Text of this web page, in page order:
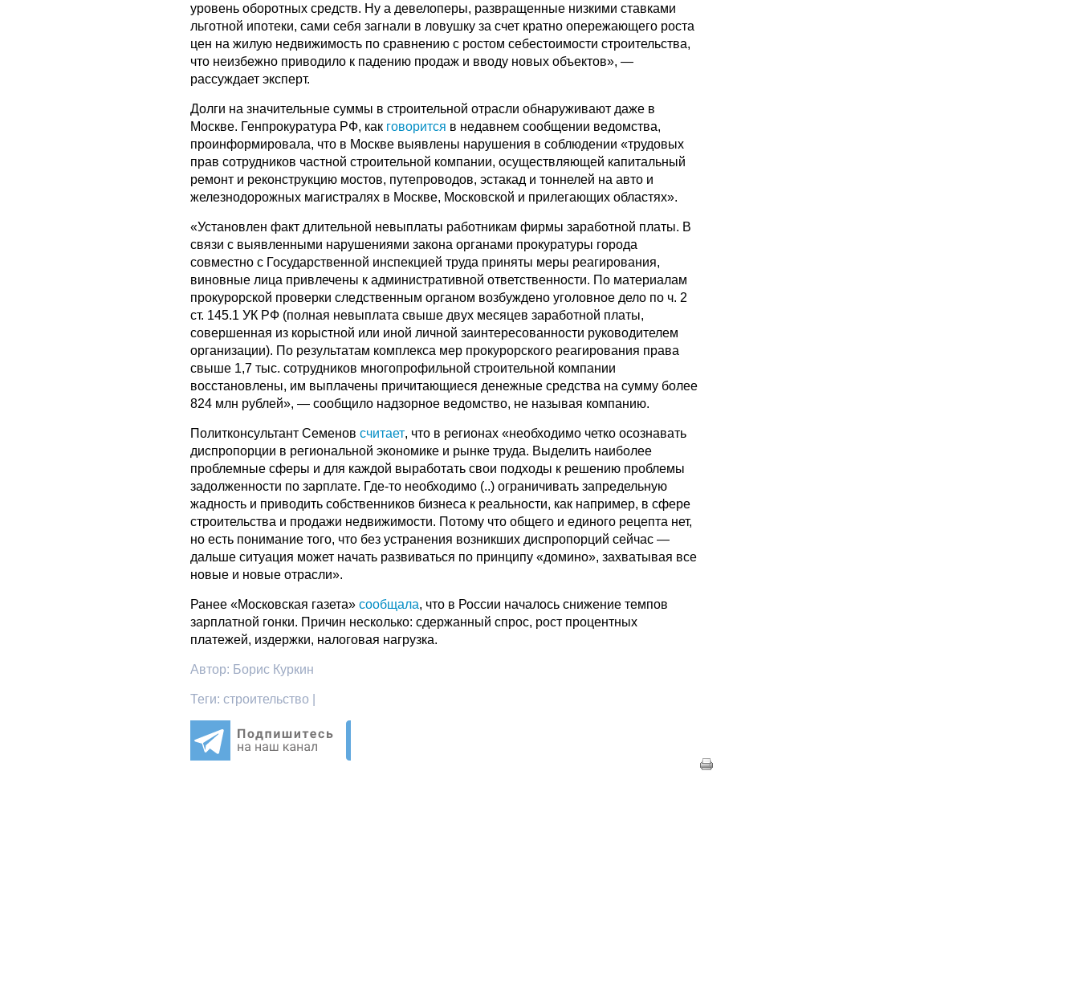
уровень оборотных средств. Ну а девелоперы, развращенные низкими ставками
льготной ипотеки, сами себя загнали в ловушку за счет кратно опережающего роста
цен на жилую недвижимость по сравнению с ростом себестоимости строительства,
что неизбежно приводило к падению продаж и вводу новых объектов», —
рассуждает эксперт.
Долги на значительные суммы в строительной отрасли обнаруживают даже в
Москве. Генпрокуратура РФ, как говорится в недавнем сообщении ведомства,
проинформировала, что в Москве выявлены нарушения в соблюдении «трудовых
прав сотрудников частной строительной компании, осуществляющей капитальный
ремонт и реконструкцию мостов, путепроводов, эстакад и тоннелей на авто и
железнодорожных магистралях в Москве, Московской и прилегающих областях».
«Установлен факт длительной невыплаты работникам фирмы заработной платы. В
связи с выявленными нарушениями закона органами прокуратуры города
совместно с Государственной инспекцией труда приняты меры реагирования,
виновные лица привлечены к административной ответственности. По материалам
прокурорской проверки следственным органом возбуждено уголовное дело по ч. 2
ст. 145.1 УК РФ (полная невыплата свыше двух месяцев заработной платы,
совершенная из корыстной или иной личной заинтересованности руководителем
организации). По результатам комплекса мер прокурорского реагирования права
свыше 1,7 тыс. сотрудников многопрофильной строительной компании
восстановлены, им выплачены причитающиеся денежные средства на сумму более
824 млн рублей», — сообщило надзорное ведомство, не называя компанию.
Политконсультант Семеновсчитает, что в регионах «необходимо четко осознавать
диспропорции в региональной экономике и рынке труда. Выделить наиболее
проблемные сферы и для каждой выработать свои подходы к решению проблемы
задолженности по зарплате. Где-то необходимо (..) ограничивать запредельную
жадность и приводить собственников бизнеса к реальности, как например, в сфере
строительства и продажи недвижимости. Потому что общего и единого рецепта нет,
но есть понимание того, что без устранения возникших диспропорций сейчас —
дальше ситуация может начать развиваться по принципу «домино», захватывая все
новые и новые отрасли».
Ранее «Московская газета»сообщала, что в России началось снижение темпов
зарплатной гонки. Причин несколько: сдержанный спрос, рост процентных
платежей, издержки, налоговая нагрузка.
Автор: Борис Куркин
Теги:строительство |